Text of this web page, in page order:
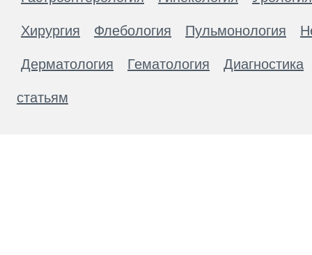
Хирургия Флебология Пульмонология
Дерматология Гематология Диагностика
статьям